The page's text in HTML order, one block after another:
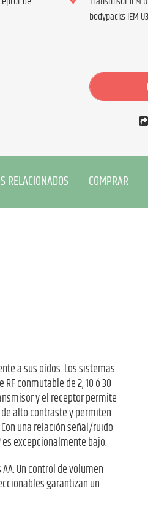
bodypacks IEM
RELACIONADOS COMPRAR
a sus oídos. Los sistemas
conmutable de 2, 10 ó 30
y el receptor permite
alto contraste y permiten
una relación señal/ruido
excepcionalmente bajo.
Un control de volumen
garantizan un